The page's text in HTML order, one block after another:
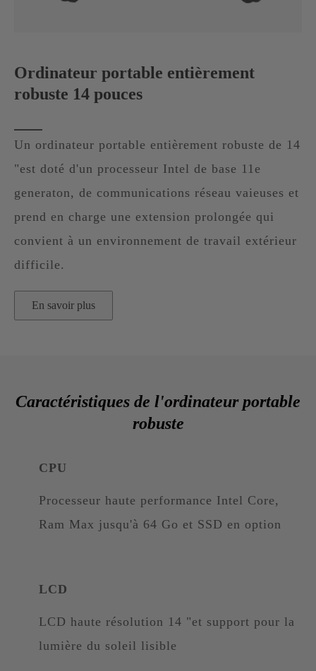
Ordinateur portable entièrement
robuste 14 pouces
Un ordinateur portable entièrement robuste de 14
"est doté d'un processeur Intel de base 11e
generaton, de communications réseau vaieuses et
prend en charge une extension prolongée qui
convient à un environnement de travail extérieur
difficile.
En savoir plus
Caractéristiques de l'ordinateur portable
robuste
CPU
Processeur haute performance Intel Core,
Ram Max jusqu'à 64 Go et SSD en option
LCD
LCD haute résolution 14 "et support pour la
lumière du soleil lisible